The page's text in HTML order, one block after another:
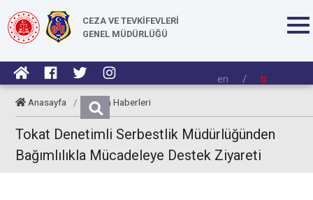
CEZA VE TEVKİFEVLERİ
GENEL MÜDÜRLÜĞÜ
en / tr
Anasayfa / Kurum Haberleri
Tokat Denetimli Serbestlik Müdürlüğünden
Bağımlılıkla Mücadeleye Destek Ziyareti